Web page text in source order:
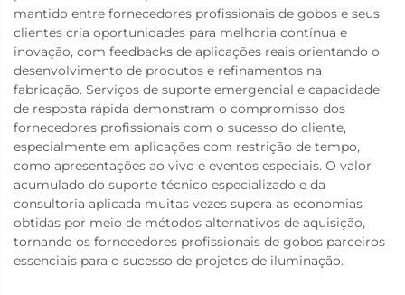
mantido entre fornecedores profissionais de gobos e seus
clientes cria oportunidades para melhoria contínua e
inovação, com feedbacks de aplicações reais orientando o
desenvolvimento de produtos e refinamentos na
fabricação. Serviços de suporte emergencial e capacidade
de resposta rápida demonstram o compromisso dos
fornecedores profissionais com o sucesso do cliente,
especialmente em aplicações com restrição de tempo,
como apresentações ao vivo e eventos especiais. O valor
acumulado do suporte técnico especializado e da
consultoria aplicada muitas vezes supera as economias
obtidas por meio de métodos alternativos de aquisição,
tornando os fornecedores profissionais de gobos parceiros
essenciais para o sucesso de projetos de iluminação.